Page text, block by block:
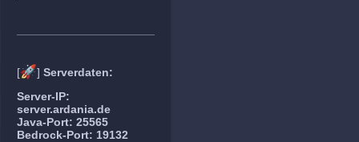
[🚀] Serverdaten:
Server-IP:
server.ardania.de
Java-Port: 25565
Bedrock-Port: 19132